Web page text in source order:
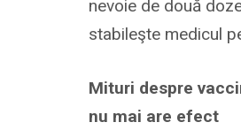
nevoie de două
stabileşte medicul
Mituri despre
nu mai are efect